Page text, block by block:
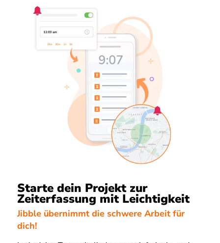
Starte dein Projekt zur
Zeiterfassung mit Leichtigkeit
Jibble übernimmt die schwere Arbeit für
dich!